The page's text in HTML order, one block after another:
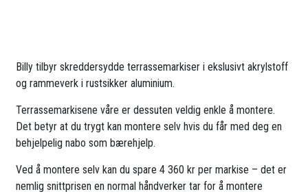
Billy tilbyr skreddersydde terrassemarkiser i ekslusivt akrylstoff
og rammeverk i rustsikker aluminium.
Terrassemarkisene våre er dessuten veldig enkle å montere.
Det betyr at du trygt kan montere selv hvis du får med deg en
behjelpelig nabo som bærehjelp.
Ved å montere selv kan du spare 4 360 kr per markise – det er
nemlig snittprisen en normal håndverker tar for å montere